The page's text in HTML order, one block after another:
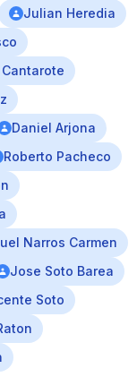
Julian Heredia
Daniel Arjona
Roberto Pacheco
Narros Carmen
Jose Soto Barea
Soto